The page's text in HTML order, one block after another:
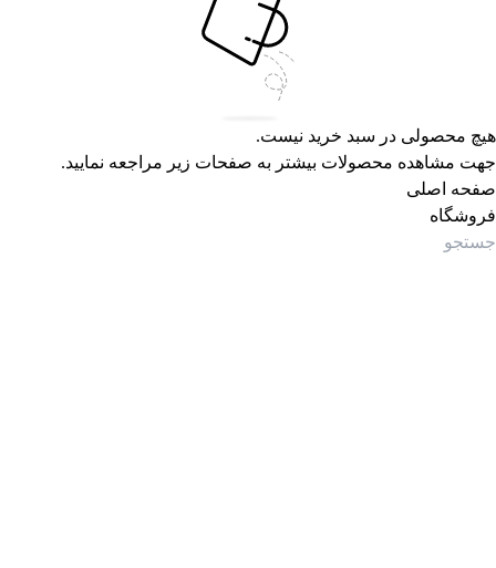
هیچ محصولی در سبد خرید نیست.
جهت مشاهده محصولات بیشتر به صفحات زیر مراجعه نمایید.
صفحه اصلی
فروشگاه